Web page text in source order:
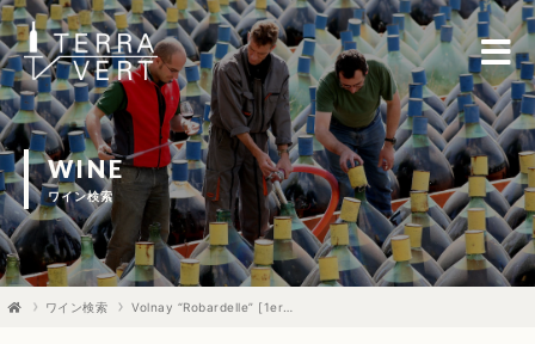
WINE
ワイン検索
ワイン検索